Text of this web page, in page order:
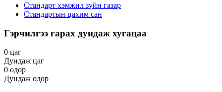
Стандарт хэмжил зүйн газар
Стандартын цахим сан
Гэрчилгээ гарах дундаж хугацаа
0 цаг
Дундаж цаг
0 өдөр
Дундаж өдөр